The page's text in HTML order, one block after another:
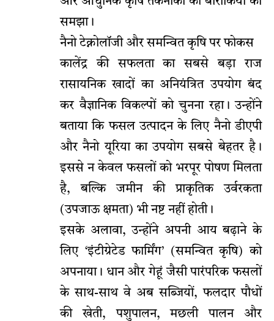
समझा।
​नैनो टेक्नोलॉजी और समन्वित कृषि पर फोकस
​कालेंद्र की सफलता का सबसे बड़ा राज
रासायनिक खादों का अनियंत्रित उपयोग बंद
कर वैज्ञानिक विकल्पों को चुनना रहा। उन्होंने
बताया कि फसल उत्पादन के लिए नैनो डीएपी
और नैनो यूरिया का उपयोग सबसे बेहतर है।
इससे न केवल फसलों को भरपूर पोषण मिलता
है, बल्कि जमीन की प्राकृतिक उर्वरकता
(उपजाऊ क्षमता) भी नष्ट नहीं होती।
​इसके अलावा, उन्होंने अपनी आय बढ़ाने के
लिए ‘इंटीग्रेटेड फार्मिंग’ (समन्वित कृषि) को
अपनाया। धान और गेहूं जैसी पारंपरिक फसलों
के साथ-साथ वे अब सब्जियों, फलदार पौधों
की खेती, पशुपालन, मछली पालन और